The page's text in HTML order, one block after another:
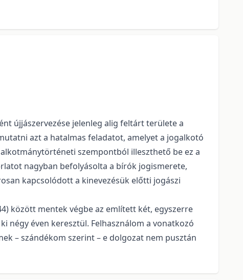
újjászervezése jelenleg alig feltárt területe a
azt a hatalmas feladatot, amelyet a jogalkotó
szempontból illeszthető be ez a
nagyban befolyásolta a bírók jogismerete,
kapcsolódott a kinevezésük előtti jogászi
között mentek végbe az említett két, egyszerre
négy éven keresztül. Felhasználom a vonatkozó
– szándékom szerint – e dolgozat nem pusztán